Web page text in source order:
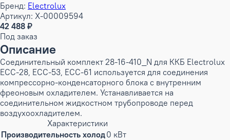
Бренд: Electrolux
Артикул: X-00009594
42 488 ₽
Под заказ
Описание
Соединительный комплект 28-16-410_N для ККБ Electrolux
ECC-28, ECC-53, ECC-61 используется для соединения
компрессорно-конденсаторного блока с внутренним
фреоновым охладителем. Устанавливается на
соединительном жидкостном трубопроводе перед
воздухоохладителем.
Характеристики
Производительность холод0 кВт